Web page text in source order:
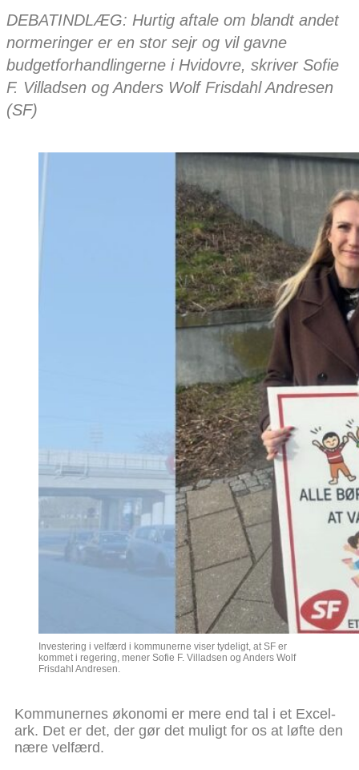
DEBATINDLÆG: Hurtig aftale om blandt andet
normeringer er en stor sejr og vil gavne
budgetforhandlingerne i Hvidovre, skriver Sofie
F. Villadsen og Anders Wolf Frisdahl Andresen
(SF)
Investering i velfærd i kommunerne viser tydeligt, at SF er
kommet i regering, mener Sofie F. Villadsen og Anders Wolf
Frisdahl Andresen.
Kommunernes økonomi er mere end tal i et Excel-
ark. Det er det, der gør det muligt for os at løfte den
nære velfærd.